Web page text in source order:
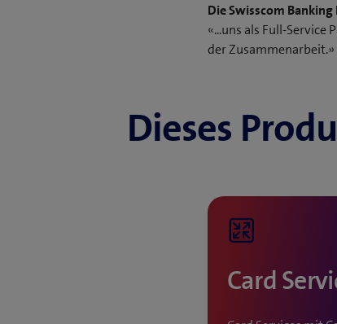
Die Swisscom
«...uns als Full-
der Zusammenarbeit.»
Dieses
Card